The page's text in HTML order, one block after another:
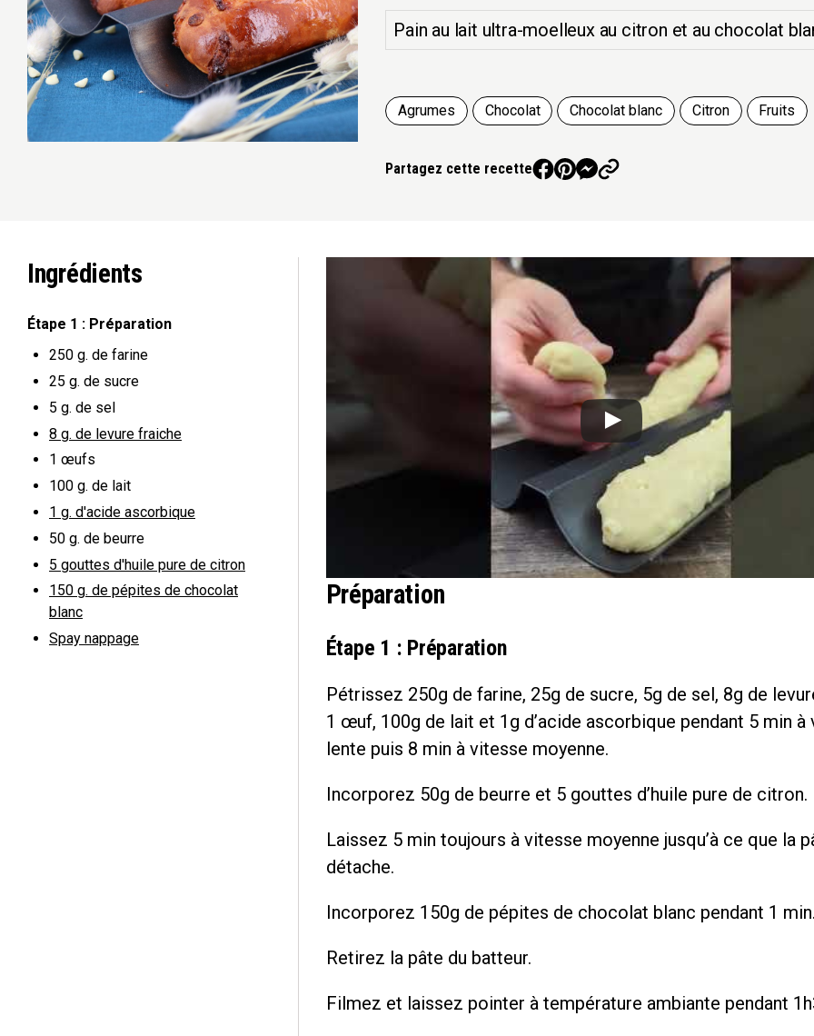
Pain au lait ultra-moelleux au citron et au chocolat
Agrumes Chocolat Chocolat blanc Citron Fruits
Partagez cette recette
Ingrédients
Étape 1 : Préparation
250 g. de farine
25 g. de sucre
5 g. de sel
8 g. de levure fraiche
1 œufs
100 g. de lait
1 g. d'acide ascorbique
50 g. de beurre
5 gouttes d'huile pure de citron
150 g. de pépites de chocolat
blanc
Spay nappage
Préparation
Étape 1 : Préparation
Pétrissez 250g de farine, 25g de sucre, 5g de sel, 8g de
1 œuf, 100g de lait et 1g d’acide ascorbique pendant 5 min à
lente puis 8 min à vitesse moyenne.
Incorporez 50g de beurre et 5 gouttes d’huile pure de citron.
Laissez 5 min toujours à vitesse moyenne jusqu’à ce que la
détache.
Incorporez 150g de pépites de chocolat blanc pendant 1
Retirez la pâte du batteur.
Filmez et laissez pointer à température ambiante pendant